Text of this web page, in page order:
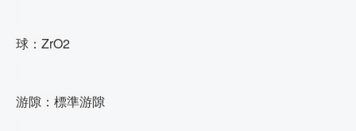
球：ZrO2
游隙：標準游隙